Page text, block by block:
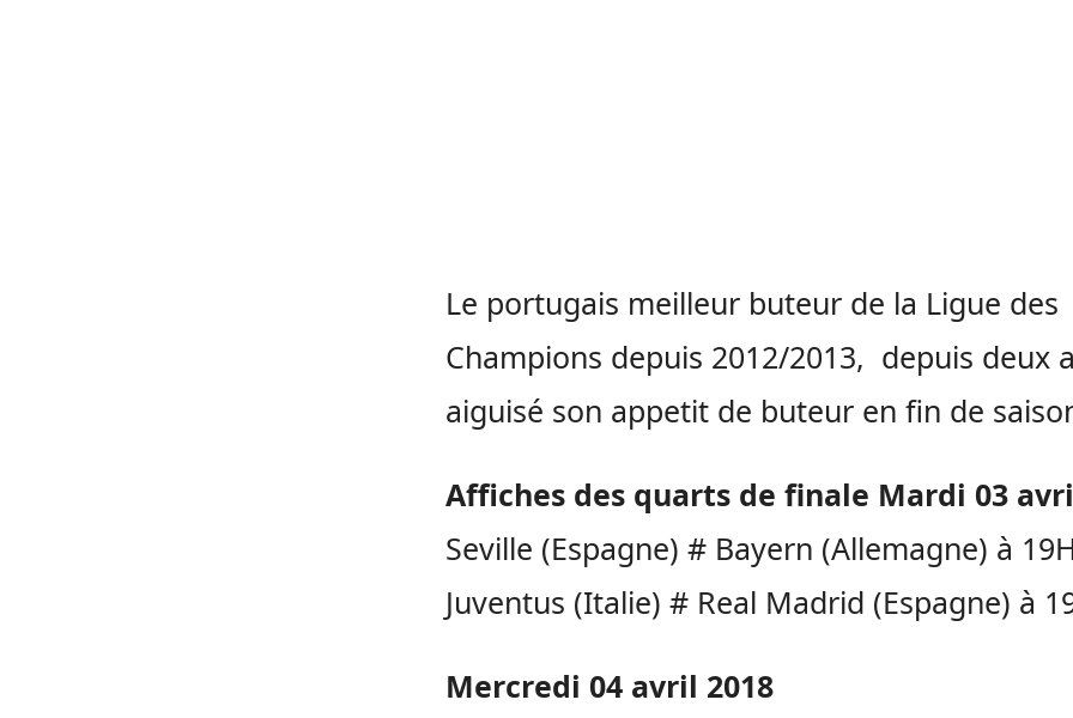
Le portugais meilleur buteur de la Ligue des
Champions depuis 2012/2013, depuis deux
aiguisé son appetit de buteur en fin de
Affiches des quarts de finale Mardi 03
Seville (Espagne) # Bayern (Allemagne) à
Juventus (Italie) # Real Madrid (Espagne) à
Mercredi 04 avril 2018